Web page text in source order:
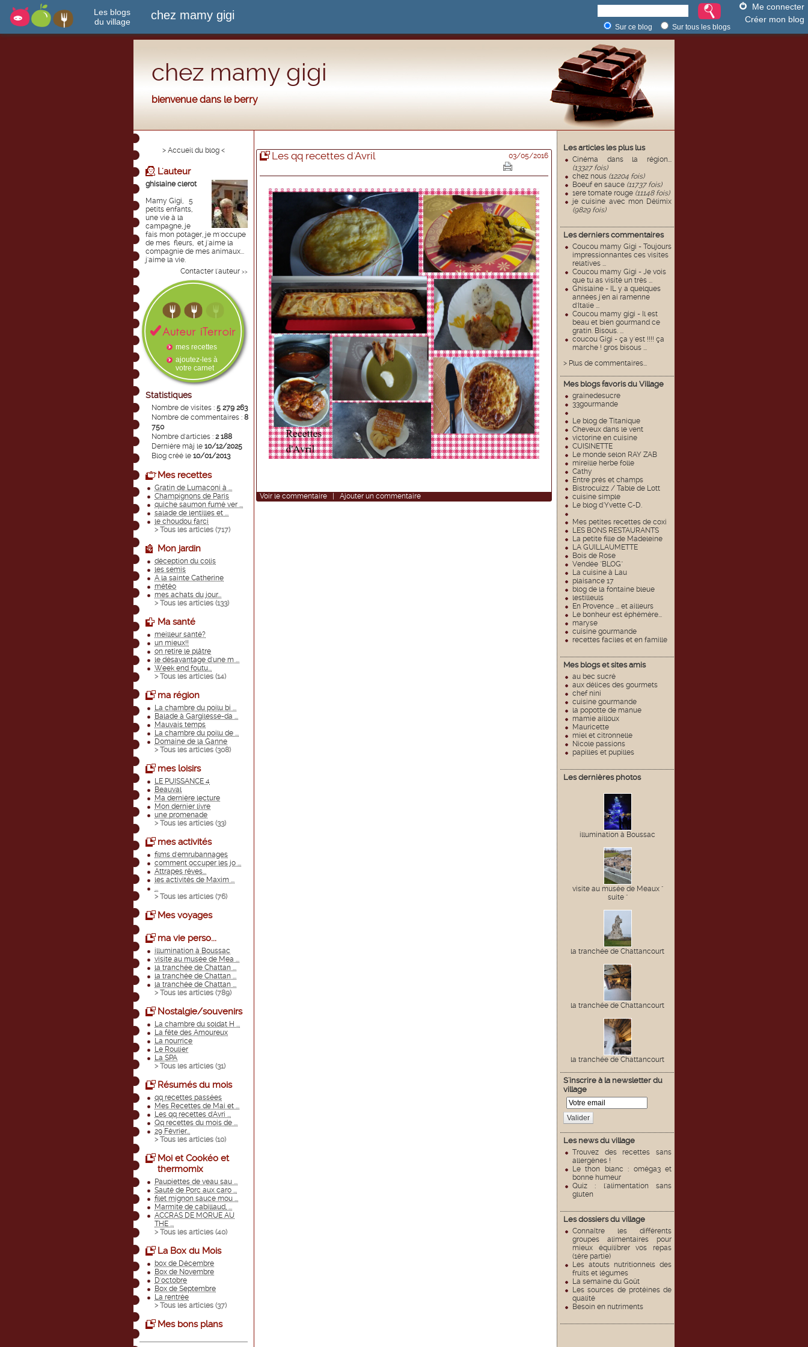
Les blogs
du village
chez mamy gigi
Me connecter
Créer mon blog
Sur ce blog Sur tous les blogs
chez mamy gigi
bienvenue dans le berry
Les articles les plus lus
Cinéma dans la région...
(13327 fois)
chez nous (12204 fois)
Boeuf en sauce (11737 fois)
1ere tomate rouge (11148 fois)
je cuisine avec mon Délimix
(9829 fois)
Les derniers commentaires
Coucou mamy Gigi - Toujours
impressionnantes ces visites
relatives ...
Coucou mamy Gigi - Je vois
que tu as visité un très ...
Ghislaine - IL y a quelques
années j'en ai ramenne
d'Italie ...
Coucou mamy gigi - Il est
beau et bien gourmand ce
gratin. Bisous. ...
coucou Gigi - ça y'est !!!! ça
marche ! gros bisous ...
> Plus de commentaires...
Mes blogs favoris du Village
grainedesucre
33gourmande
Le blog de Titanique
Cheveux dans le vent
victorine en cuisine
CUISINETTE
Le monde selon RAY ZAB
mireille herbe folle
Cathy
Entre prés et champs
Bistrocuizz / Table de Lott
cuisine simple
Le blog d'Yvette C-D.
Mes petites recettes de coxi
LES BONS RESTAURANTS
La petite fille de Madeleine
LA GUILLAUMETTE
Bois de Rose
Vendée "BLOG"
La cuisine à Lau
plaisance 17
blog de la fontaine bleue
lestilleuls
En Provence ... et ailleurs
Le bonheur est éphémère...
maryse
cuisine gourmande
recettes faciles et en famille
Mes blogs et sites amis
au bec sucré
aux délices des gourmets
chef nini
cuisine gourmande
la popotte de manue
mamie ailloux
Mauricette
miel et citronnelle
Nicole passions
papilles et pupilles
Les dernières photos
illumination à Boussac
visite au musée de Meaux "
suite "
la tranchée de Chattancourt
la tranchée de Chattancourt
la tranchée de Chattancourt
S'inscrire à la newsletter du
village
Valider
Les news du village
Trouvez des recettes sans
allergènes !
Le thon blanc : oméga3 et
bonne humeur
Quiz : l'alimentation sans
gluten
Les dossiers du village
Connaître les différents
groupes alimentaires pour
mieux équilibrer vos repas
(1ère partie)
Les atouts nutritionnels des
fruits et légumes
La semaine du Goût
Les sources de protéines de
qualité
Besoin en nutriments
> Accueil du blog <
L'auteur
ghislaine clerot
Mamy Gigi, 5
petits enfants,
une vie à la
campagne, je
fais mon potager, je m'occupe
de mes fleurs, et j'aime la
compagnie de mes animaux...
j'aime la vie.
Contacter l'auteur >>
mes recettes
ajoutez-les à
votre carnet
Statistiques
Nombre de visites : 5 279 263
Nombre de commentaires : 8
750
Nombre d'articles : 2 188
Dernière màj le 10/12/2025
Blog créé le 10/01/2013
Mes recettes
Gratin de Lumaconi à ...
Champignons de Paris
quiche saumon fumé ver ...
salade de lentilles et ...
le choudou farci
> Tous les articles (717)
Mon jardin
déception du colis
les semis
A la sainte Catherine
météo
mes achats du jour...
> Tous les articles (133)
Ma santé
meilleur santé?
un mieux!!
on retire le plâtre
le désavantage d'une m ...
Week end foutu...
> Tous les articles (14)
ma région
La chambre du poilu bi ...
Balade à Gargilesse-da ...
Mauvais temps
La chambre du poilu de ...
Domaine de la Ganne
> Tous les articles (308)
mes loisirs
LE PUISSANCE 4
Beauval
Ma dernière lecture
Mon dernier livre
une promenade
> Tous les articles (33)
mes activités
films d'emrubannages
comment occuper les jo ...
Attrapes rêves...
les activités de Maxim ...
...
> Tous les articles (76)
Mes voyages
ma vie perso...
illumination à Boussac
visite au musée de Mea ...
la tranchée de Chattan ...
la tranchée de Chattan ...
la tranchée de Chattan ...
> Tous les articles (789)
Nostalgie/souvenirs
La chambre du soldat H ...
La fête des Amoureux
La nourrice
Le Roulier
La SPA
> Tous les articles (31)
Résumés du mois
qq recettes passées
Mes Recettes de Mai et ...
Les qq recettes d'Avri ...
Qq recettes du mois de ...
29 Février...
> Tous les articles (10)
Moi et Cookéo et
thermomix
Paupiettes de veau sau ...
Sauté de Porc aux caro ...
filet mignon sauce mou ...
Marmite de cabillaud, ...
ACCRAS DE MORUE AU
THE ...
> Tous les articles (40)
La Box du Mois
box de Décembre
Box de Novembre
D'octobre
Box de Septembre
La rentrée
> Tous les articles (37)
Mes bons plans
Les qq recettes d'Avril 03/05/2016
Voir le commentaire Ajouter un commentaire